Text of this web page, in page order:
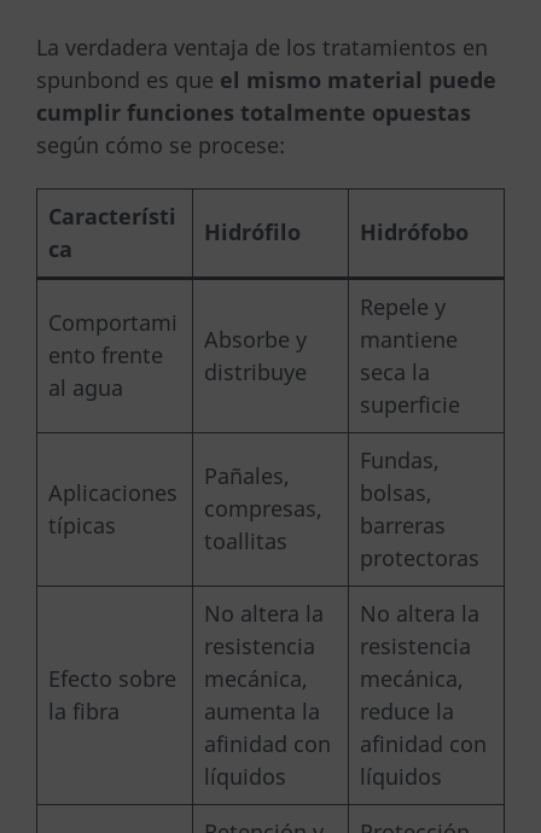
La verdadera ventaja de los tratamientos en
spunbond es que el mismo material puede
cumplir funciones totalmente opuestas
según cómo se procese:
Característi
ca
Hidrófilo Hidrófobo
Comportami
ento frente
al agua
Absorbe y
distribuye
Repele y
mantiene
seca la
superficie
Aplicaciones
típicas
Pañales,
compresas,
toallitas
Fundas,
bolsas,
barreras
protectoras
Efecto sobre
la fibra
No altera la
resistencia
mecánica,
aumenta la
afinidad con
líquidos
No altera la
resistencia
mecánica,
reduce la
afinidad con
líquidos